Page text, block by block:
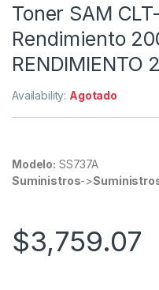
Toner SAM
Rendimiento
RENDIMIENTO
Availability: Agotado
Modelo: SS737A
Suministros->
$3,759.07